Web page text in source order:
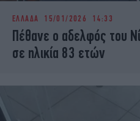
ΕΛΛΑΔΑ 15/01/2026 14:33
Πέθανε ο αδελφός του
σε ηλικία 83 ετών